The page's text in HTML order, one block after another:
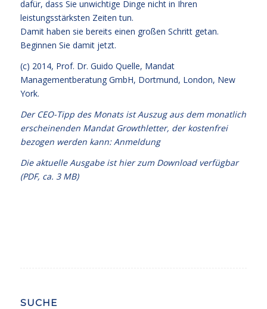
dafür, dass Sie unwichtige Dinge nicht in Ihren
leistungsstärksten Zeiten tun.
Damit haben sie bereits einen großen Schritt getan.
Beginnen Sie damit jetzt.
(c) 2014, Prof. Dr. Guido Quelle, Mandat
Managementberatung GmbH, Dortmund, London, New
York.
Der CEO-Tipp des Monats ist Auszug aus dem monatlich
erscheinenden Mandat Growthletter, der kostenfrei
bezogen werden kann:Anmeldung
Die aktuelle Ausgabe ist hier zum Download verfügbar
(PDF, ca. 3 MB)
SUCHE